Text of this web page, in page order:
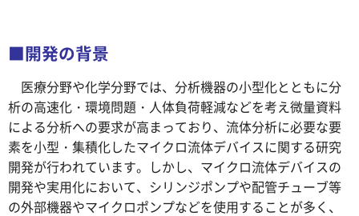
■開発の背景
医療分野や化学分野では、分析機器の小型化とともに分
析の高速化・環境問題・人体負荷軽減などを考え微量資料
による分析への要求が高まっており、流体分析に必要な要
素を小型・集積化したマイクロ流体デバイスに関する研究
開発が行われています。しかし、マイクロ流体デバイスの
開発や実用化において、シリンジポンプや配管チューブ等
の外部機器やマイクロポンプなどを使用することが多く、